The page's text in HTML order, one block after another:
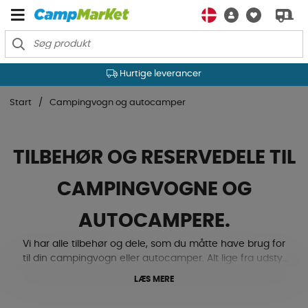
Hurtige leverancer
Start Campingvogn og autocamper
TILBEHØR OG RESERVEDELE TIL
CAMPINGVOGNE OG
AUTOCAMPERE.
Vi har alle tilbehør og dele, som du måtte have brug for
til din campingvogn eller autocamper. Alt lige fra udstyr
LÆS MERE